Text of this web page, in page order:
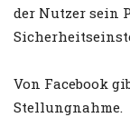
der Nutzer sein
Von Facebook
Stellungnahme.